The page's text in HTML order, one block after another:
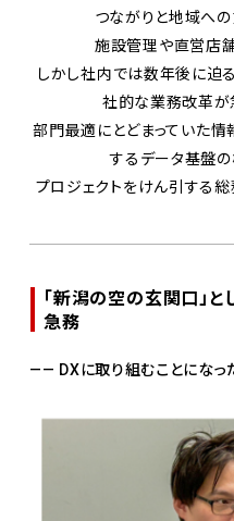
つながりと地域への
施設管理や直営店舗
しかし社内では数年後に迫
社的な業務改革が
部門最適にとどまっていた
するデータ基盤の
プロジェクトをけん引する
「新潟の空の玄関口」と
急務
—— DXに取り組むことになっ